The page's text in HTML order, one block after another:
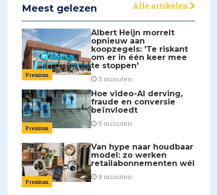
Meest gelezen Alle artikelen
Premium
Albert Heijn morrelt
opnieuw aan
koopzegels: 'Te riskant
om er in één keer mee
te stoppen'
5 minuten
Premium
Hoe video-AI derving,
fraude en conversie
beïnvloedt
5 minuten
Premium
Van hype naar houdbaar
model: zo werken
retailabonnementen wél
8 minuten